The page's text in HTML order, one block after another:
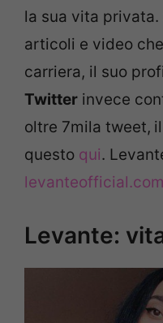
la sua vita
articoli e video
carriera, il suo
Twitter invece
oltre 7mila tweet,
questo qui.
levanteofficial.com
Levante: